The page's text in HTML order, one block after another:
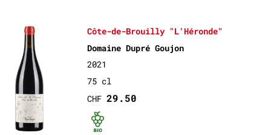
Côte-de-Brouilly "L'Héronde"
Domaine Dupré Goujon
2021
75 cl
CHF29.50
Bio certifié